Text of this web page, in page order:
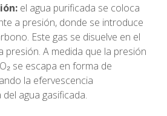
el agua purificada se coloca
a presión, donde se introduce
Este gas se disuelve en el
presión. A medida que la presión
se escapa en forma de
la efervescencia
agua gasificada.